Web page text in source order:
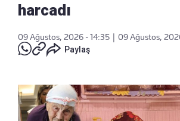
harcadı
09 Ağustos, 2026 - 14:35
09 Ağustos,
Paylaş